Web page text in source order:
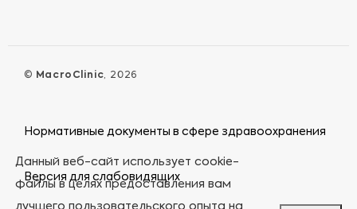
© MacroClinic, 2026
Нормативные документы в сфере здравоохранения
Версия для слабовидящих
Данный веб-сайт использует cookie-
файлы в целях предоставления вам
лучшего пользовательского опыта на